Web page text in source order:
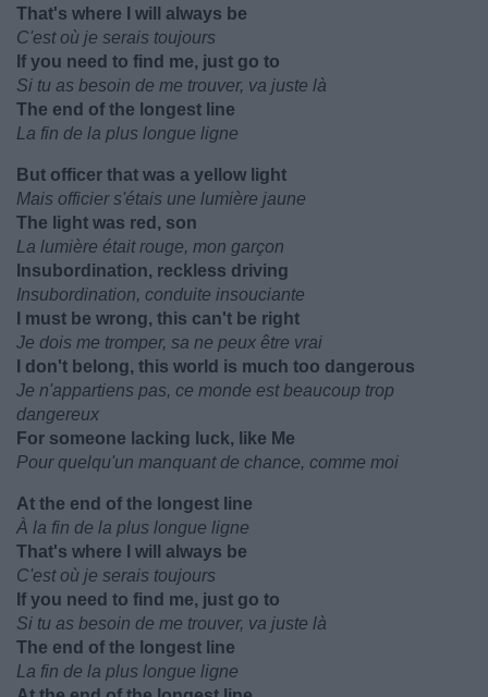
That's where I will always be
C'est où je serais toujours
If you need to find me, just go to
Si tu as besoin de me trouver, va juste là
The end of the longest line
La fin de la plus longue ligne
But officer that was a yellow light
Mais officier s'étais une lumière jaune
The light was red, son
La lumière était rouge, mon garçon
Insubordination, reckless driving
Insubordination, conduite insouciante
I must be wrong, this can't be right
Je dois me tromper, sa ne peux être vrai
I don't belong, this world is much too dangerous
Je n'appartiens pas, ce monde est beaucoup trop
dangereux
For someone lacking luck, like Me
Pour quelqu'un manquant de chance, comme moi
At the end of the longest line
À la fin de la plus longue ligne
That's where I will always be
C'est où je serais toujours
If you need to find me, just go to
Si tu as besoin de me trouver, va juste là
The end of the longest line
La fin de la plus longue ligne